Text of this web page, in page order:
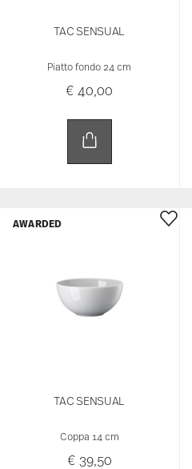
TAC SENSUAL
Piatto fondo 24 cm
€ 40,00
TAC SENSUAL
Coppa 14 cm
€ 39,50
AWARDED